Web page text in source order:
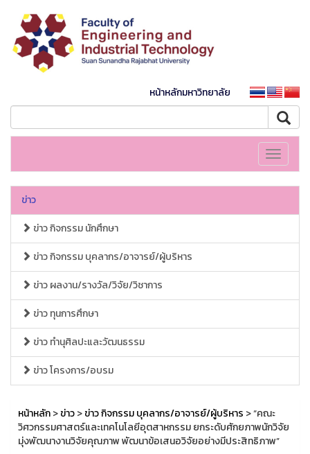
หน้าหลักมหาวิทยาลัย
Toggle
ข่าว
ข่าว กิจกรรม นักศึกษา
ข่าว กิจกรรม บุคลากร/อาจารย์/ผู้บริหาร
ข่าว ผลงาน/รางวัล/วิจัย/วิชาการ
ข่าว ทุนการศึกษา
ข่าว ทำนุศิลปะและวัฒนธรรม
ข่าว โครงการ/อบรม
หน้าหลัก>ข่าว>ข่าว กิจกรรม บุคลากร/อาจารย์/ผู้บริหาร > “คณะ
วิศวกรรมศาสตร์และเทคโนโลยีอุตสาหกรรม ยกระดับศักยภาพนักวิจัย
มุ่งพัฒนางานวิจัยคุณภาพ พัฒนาข้อเสนอวิจัยอย่างมีประสิทธิภาพ”